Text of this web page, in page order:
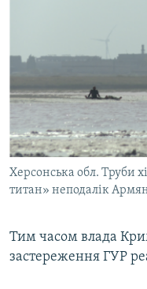
Херсонська обл. Труби
титан» неподалік
Тим часом влада
застереження ГУР